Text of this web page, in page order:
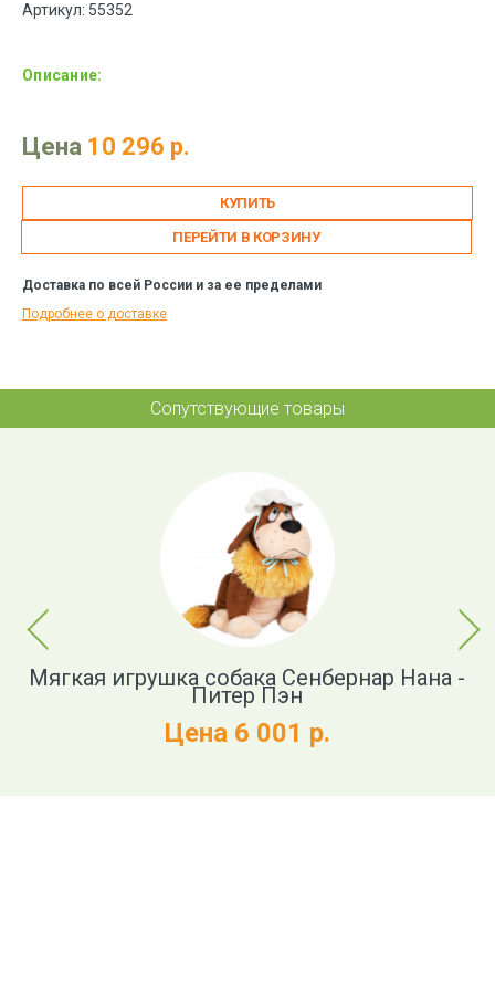
Артикул: 55352
Описание:
Цена 10 296 р.
ПЕРЕЙТИ В КОРЗИНУ
Доставка по всей России и за ее пределами
Подробнее о доставке
Сопутствующие товары
Previous
Мягкая игрушка собака Сенбернар Нана -
Питер Пэн
Цена 6 001 р.
Next